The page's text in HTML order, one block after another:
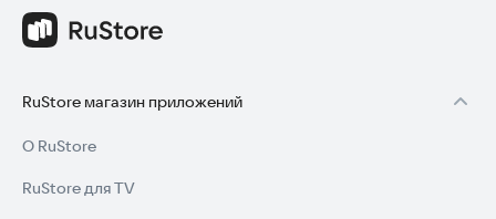
RuStore магазин приложений
О RuStore
RuStore для TV